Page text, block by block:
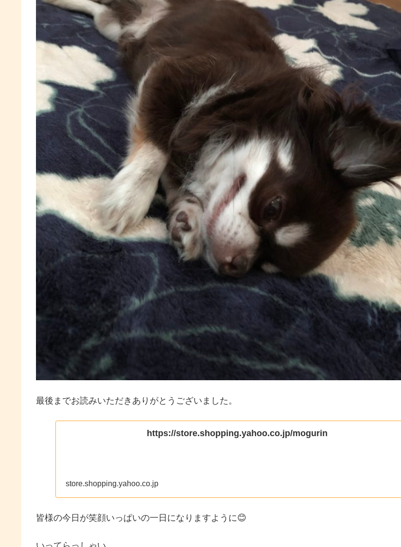
最後までお読みいただきありがとうございました。
https://store.shopping.yahoo.co.jp/mogurin
store.shopping.yahoo.co.jp
皆様の今日が笑顔いっぱいの一日になりますように😊